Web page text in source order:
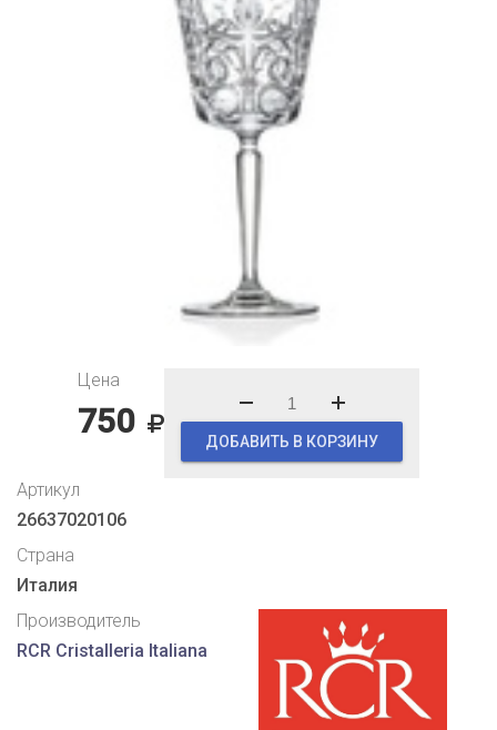
Цена
750
ДОБАВИТЬ В КОРЗИНУ
Артикул
26637020106
Страна
Италия
Производитель
RCR Cristalleria Italiana